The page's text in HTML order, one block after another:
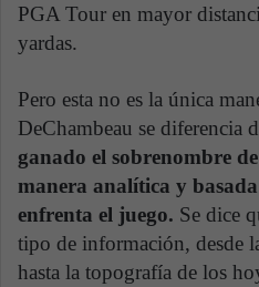
PGA Tour en mayor
yardas.
Pero esta no es la única
DeChambeau se diferencia
ganado el sobrenombre
manera analítica y
enfrenta el juego. Se dice
tipo de información, desde
hasta la topografía de los